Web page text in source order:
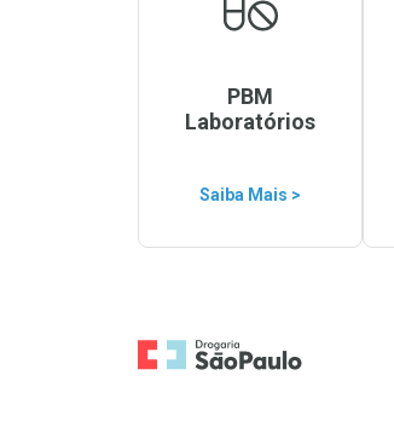
PBM
Laboratórios
Saiba Mais >
Ir para a Home